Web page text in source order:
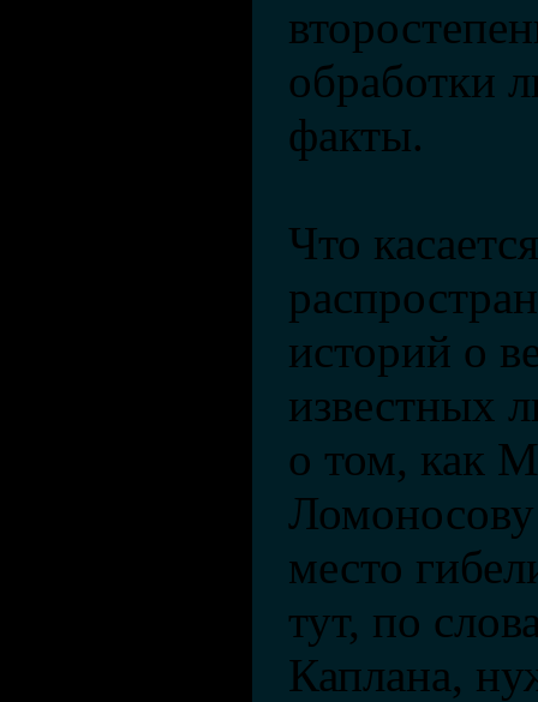
обработки
факты.
Что касается
историй о
известных
о том, как
место
тут, по
Каплана,